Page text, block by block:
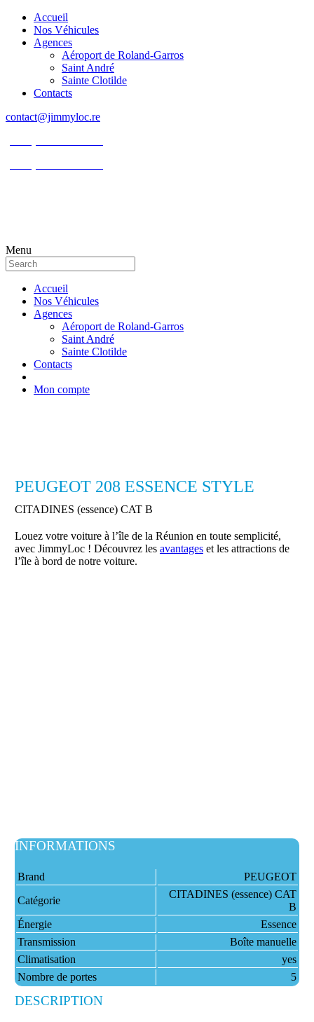
Accueil
Nos Véhicules
Agences
Aéroport de Roland-Garros
Saint André
Sainte Clotilde
Contacts
contact@jimmyloc.re
Menu
Accueil
Nos Véhicules
Agences
Aéroport de Roland-Garros
Saint André
Sainte Clotilde
Contacts
Mon compte
PEUGEOT 208 ESSENCE STYLE
CITADINES (essence) CAT B
Louez votre voiture à l’île de la Réunion en toute semplicité,
avec JimmyLoc ! Découvrez les avantageset les attractions de
l’île à bord de notre voiture.
INFORMATIONS
Brand
PEUGEOT
Catégorie
CITADINES (essence) CAT
B
Énergie
Essence
Transmission
Boîte manuelle
Climatisation
yes
Nombre de portes
5
DESCRIPTION